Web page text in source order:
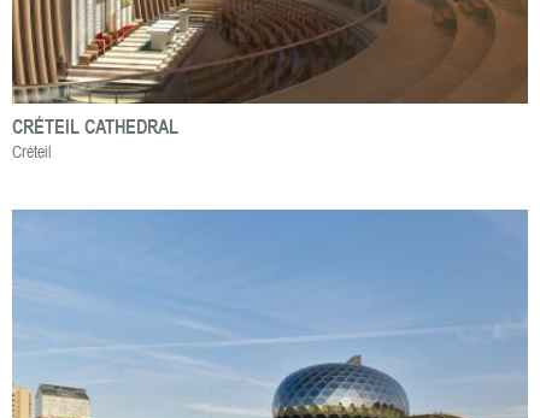
CRÉTEIL CATHEDRAL
Créteil